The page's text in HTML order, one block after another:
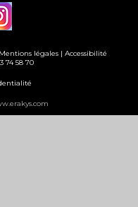
Mentions légales| Accessibilité
74 58 70